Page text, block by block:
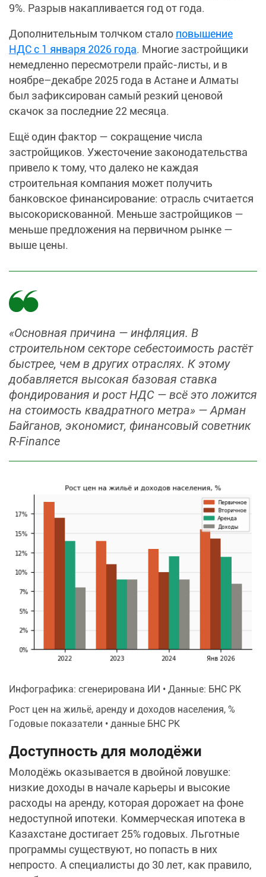
9%. Разрыв накапливается год от года.
Дополнительным толчком стало повышение
НДС с 1 января 2026 года. Многие застройщики
немедленно пересмотрели прайс-листы, и в
ноябре–декабре 2025 года в Астане и Алматы
был зафиксирован самый резкий ценовой
скачок за последние 22 месяца.
Ещё один фактор — сокращение числа
застройщиков. Ужесточение законодательства
привело к тому, что далеко не каждая
строительная компания может получить
банковское финансирование: отрасль считается
высокорискованной. Меньше застройщиков —
меньше предложения на первичном рынке —
выше цены.
«Основная причина — инфляция. В
строительном секторе себестоимость растёт
быстрее, чем в других отраслях. К этому
добавляется высокая базовая ставка
фондирования и рост НДС — всё это ложится
на стоимость квадратного метра» — Арман
Байганов, экономист, финансовый советник
R-Finance
Рост цен на жильё, аренду и доходов населения, %
Годовые показатели • данные БНС РК
Инфографика: сгенерирована ИИ • Данные: БНС РК
Доступность для молодёжи
Молодёжь оказывается в двойной ловушке:
низкие доходы в начале карьеры и высокие
расходы на аренду, которая дорожает на фоне
недоступной ипотеки. Коммерческая ипотека в
Казахстане достигает 25% годовых. Льготные
программы существуют, но попасть в них
непросто. А специалисты до 30 лет, как правило,